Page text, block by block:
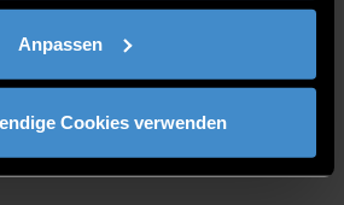
Anpassen
Cookies verwenden